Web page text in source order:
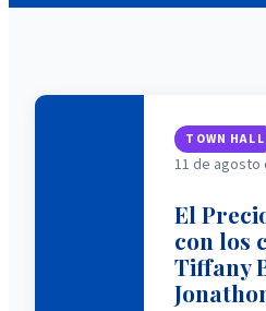
TOWN HALL
11 de agosto
El
con los
Tiffany